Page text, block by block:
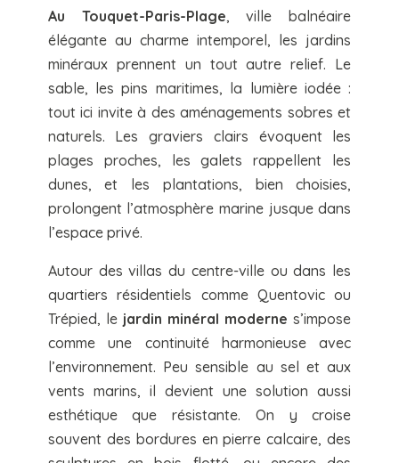
Au Touquet-Paris-Plage, ville balnéaire
élégante au charme intemporel, les jardins
minéraux prennent un tout autre relief. Le
sable, les pins maritimes, la lumière iodée :
tout ici invite à des aménagements sobres et
naturels. Les graviers clairs évoquent les
plages proches, les galets rappellent les
dunes, et les plantations, bien choisies,
prolongent l’atmosphère marine jusque dans
l’espace privé.
Autour des villas du centre-ville ou dans les
quartiers résidentiels comme Quentovic ou
Trépied, le jardin minéral moderne s’impose
comme une continuité harmonieuse avec
l’environnement. Peu sensible au sel et aux
vents marins, il devient une solution aussi
esthétique que résistante. On y croise
souvent des bordures en pierre calcaire, des